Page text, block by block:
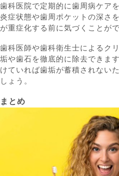
歯科医院で定期的に歯周病ケア
炎症状態や歯周ポケットの深さ
が重症化する前に気づくことがで
歯科医師や歯科衛生士によるク
垢や歯石を徹底的に除去できま
けていれば歯垢が蓄積されない
しょう。
まとめ